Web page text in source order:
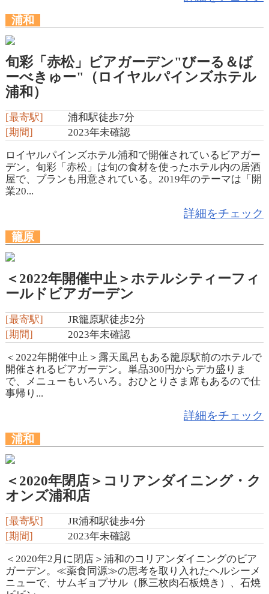
浦和
旬彩「赤松」ビアガーデン"びーる＆ば
ーべきゅー"（ロイヤルパインズホテル
浦和）
[最寄駅]
浦和駅徒歩7分
[期間]
2023年未確認
ロイヤルパインズホテル浦和で開催されているビアガー
デン。旬彩「赤松」は旬の食材を使ったホテル内の居酒
屋で、プランも用意されている。2019年のテーマは「開
業20...
詳細をチェック
籠原
＜2022年開催中止＞ホテルシティーフィ
ールドビアガーデン
[最寄駅]
JR籠原駅徒歩2分
[期間]
2023年未確認
＜2022年開催中止＞露天風呂もある籠原駅前のホテルで
開催されるビアガーデン。単品300円からデカ盛りま
で、メニューもいろいろ。おひとりさま席もあるので仕
事帰り...
詳細をチェック
浦和
＜2020年閉店＞コリアンダイニング・ク
オンズ浦和店
[最寄駅]
JR浦和駅徒歩4分
[期間]
2023年未確認
＜2020年2月に閉店＞浦和のコリアンダイニングのビア
ガーデン。≪薬食同源≫の思考を取り入れたヘルシーメ
ニューで、サムギョプサル（豚三枚肉石板焼き）、石焼